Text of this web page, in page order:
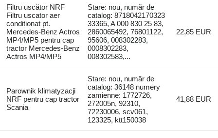
Filtru uscător NRF
Filtru uscator aer
conditionat pt.
Mercedes-Benz Actros
MP4/MP5 pentru cap
tractor Mercedes-Benz
Actros MP4/MP5
Stare: nou, număr de
catalog: 8718042170323
33365, A 000 830 25 83,
2860065492, 76801122,
95606, 008302283,
0008302283,
008302583,...
22,85 EUR
Parownik klimatyzacji
NRF pentru cap tractor
Scania
Stare: nou, număr de
catalog: 36148 numery
zamienne: 1772726,
272005n, 92310,
72230006, scv061,
123325, ktt150038
41,88 EUR